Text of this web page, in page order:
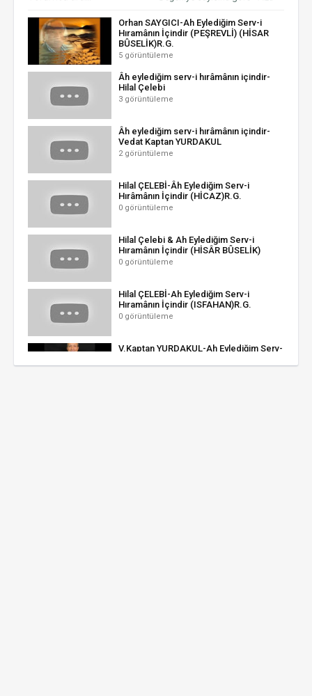
Orhan SAYGICI-Ah Eylediğim Serv-i
Hıramânın İçindir (PEŞREVLİ) (HİSAR
BÛSELİK)R.G.
5 görüntüleme
Âh eylediğim serv-i hırâmânın içindir-
Hilal Çelebi
3 görüntüleme
Âh eylediğim serv-i hırâmânın içindir-
Vedat Kaptan YURDAKUL
2 görüntüleme
Hilal ÇELEBİ-Âh Eylediğim Serv-i
Hırâmânın İçindir (HİCAZ)R.G.
0 görüntüleme
Hilal Çelebi & Ah Eylediğim Serv-i
Hıramânın İçindir (HİSÂR BÛSELİK)
0 görüntüleme
Hilal ÇELEBİ-Ah Eylediğim Serv-i
Hıramânın İçindir (ISFAHAN)R.G.
0 görüntüleme
V.Kaptan YURDAKUL-Ah Eylediğim Serv-
BÛSELİK)R.G.